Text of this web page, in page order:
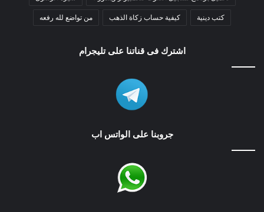
كتب دينية كيفية حساب زكاة الذهب من تواضع لله رفعه
اشترك فى قناتنا على تليجرام
جروبنا على الواتس اب